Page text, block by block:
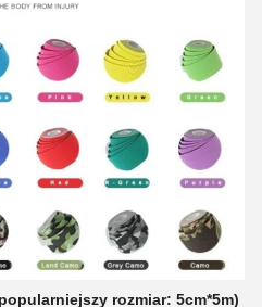
rozmiar: 5cm*5m)